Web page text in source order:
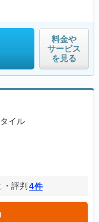
料金や
サービス
を見る
イル
・評判 4件